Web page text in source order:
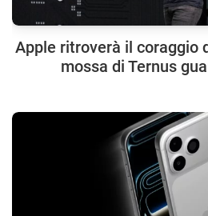
Apple ritroverà il coraggio
mossa di Ternus